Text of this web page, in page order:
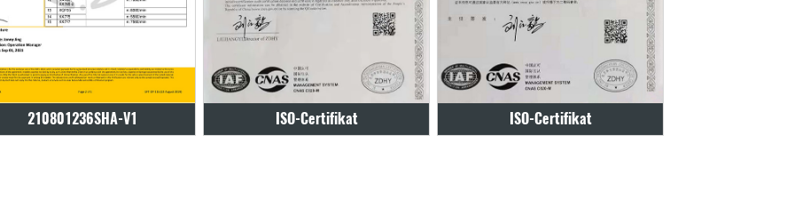
ISO-Certifikat ISO-Certifikat Certifikat